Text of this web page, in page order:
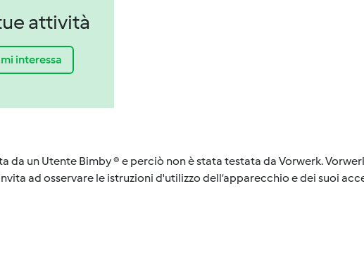
attività
interessa
da un Utente Bimby ® e perciò non è stata testata da Vorwerk.
ad osservare le istruzioni d'utilizzo dell’apparecchio e dei suoi